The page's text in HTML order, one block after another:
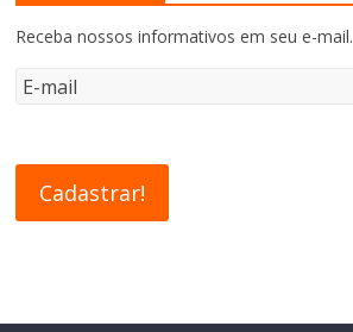
Receba nossos informativos em seu e-mail.